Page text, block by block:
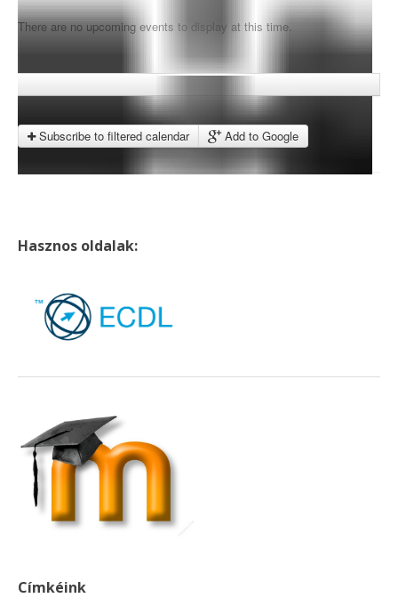
There are no upcoming events to display at this time.
Subscribe to filtered calendar Add to Google
Hasznos oldalak:
Címkéink